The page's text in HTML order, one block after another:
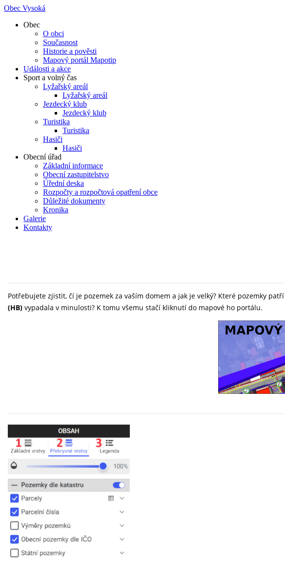
Obec Vysoká
Obec
O obci
Současnost
Historie a pověsti
Mapový portál Mapotip
Události a akce
Sport a volný čas
Lyžařský areál
Lyžařský areál
Jezdecký klub
Jezdecký klub
Turistika
Turistika
Hasiči
Hasiči
Obecní úřad
Základní informace
Obecní zastupitelstvo
Úřední deska
Rozpočty a rozpočtová opatření obce
Důležité dokumenty
Kronika
Galerie
Kontakty